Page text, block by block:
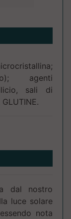
agenti
sali di
dal nostro
luce solare
nota